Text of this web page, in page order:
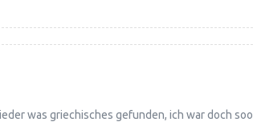
was griechisches gefunden, ich war doch